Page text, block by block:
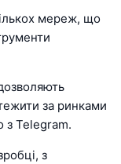
мереж, що
за ринками
з Telegram.
з